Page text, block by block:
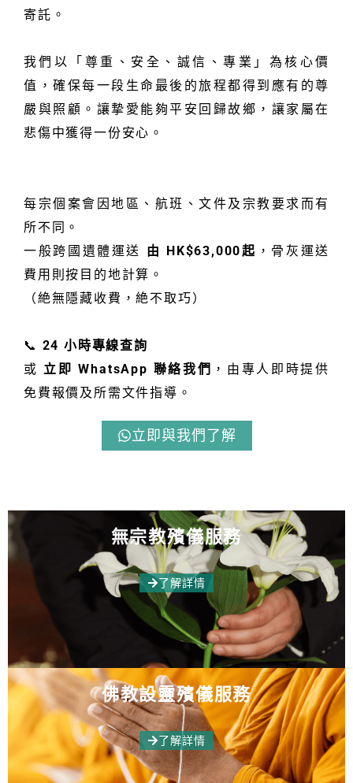
寄託。
我們以「尊重、安全、誠信、專業」為核心價
值，確保每一段生命最後的旅程都得到應有的尊
嚴與照顧。 讓摯愛能夠平安回歸故鄉，讓家屬在
悲傷中獲得一份安心。
每宗個案會因地區、航班、文件及宗教要求而有
所不同。
一般跨國遺體運送 由 HK$63,000起 ，骨灰運送
費用則按目的地計算。
（絶無隱藏收費，絶不取巧）
📞 24 小時專線查詢
或立即 WhatsApp 聯絡我們 ，由專人即時提供
免費報價及所需文件指導。
立即與我們了解
無宗教殯儀服務
了解詳情
佛教設靈殯儀服務
了解詳情